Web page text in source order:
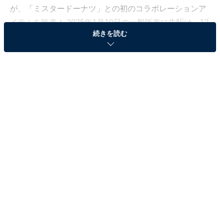
が、「ミスタードーナツ」との初のコラボレーションア
イテムを販売！ 2025年1月10日の一般販売に先駆け、12
月24日より公式WEBストア「and ST」（アンドエステ
続きを読む